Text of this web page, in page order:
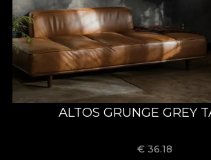
ALTOS GRUNGE GREY
€ 36.18